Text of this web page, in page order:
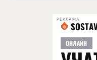
РЕКЛАМА